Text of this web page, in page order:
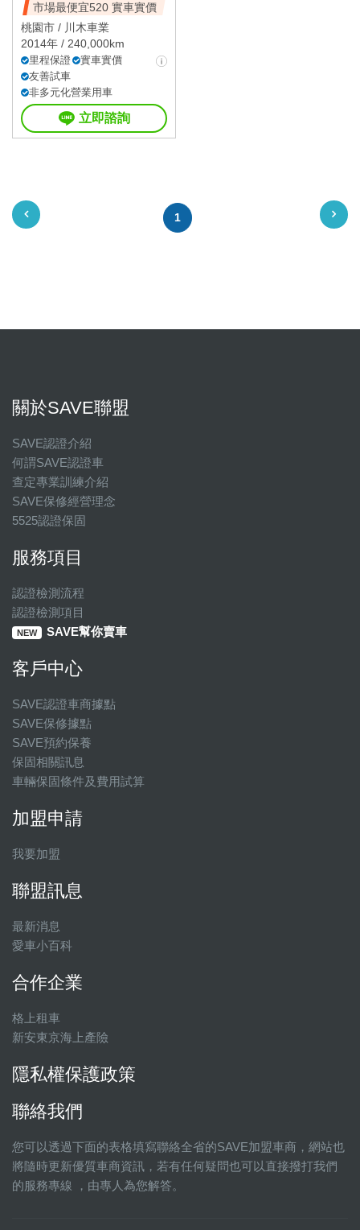
市場最便宜520 實車實價
桃園市 / 川木車業
2014年 / 240,000km
里程保證
實車實價
友善試車
非多元化營業用車
立即諮詢
1
關於SAVE聯盟
SAVE認證介紹
何謂SAVE認證車
查定專業訓練介紹
SAVE保修經營理念
5525認證保固
服務項目
認證檢測流程
認證檢測項目
NEW SAVE幫你賣車
客戶中心
SAVE認證車商據點
SAVE保修據點
SAVE預約保養
保固相關訊息
車輛保固條件及費用試算
加盟申請
我要加盟
聯盟訊息
最新消息
愛車小百科
合作企業
格上租車
新安東京海上產險
隱私權保護政策
聯絡我們
您可以透過下面的表格填寫聯絡全省的SAVE加盟車商，網站也
將隨時更新優質車商資訊，若有任何疑問也可以直接撥打我們
的服務專線 ，由專人為您解答。